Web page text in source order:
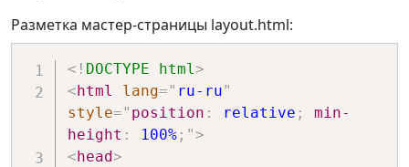
Разметка мастер-страницы layout.html:
<! DOCTYPE html>
< html lang=" ru-ru"
style=" position : relative ;
min-
height : 100%; ">
< head>